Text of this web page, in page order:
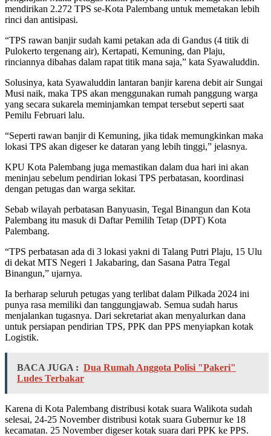
mendirikan 2.272 TPS se-Kota Palembang untuk memetakan lebih
rinci dan antisipasi.
“TPS rawan banjir sudah kami petakan ada di Gandus (4 titik di
Pulokerto tergenang air), Kertapati, Kemuning, dan Plaju,
rinciannya dibahas dalam rapat titik mana saja,” kata Syawaluddin.
Solusinya, kata Syawaluddin lantaran banjir karena debit air Sungai
Musi naik, maka TPS akan menggunakan rumah panggung warga
yang secara sukarela meminjamkan tempat tersebut seperti saat
Pemilu Februari lalu.
“Seperti rawan banjir di Kemuning, jika tidak memungkinkan maka
lokasi TPS akan digeser ke dataran yang lebih tinggi,” jelasnya.
KPU Kota Palembang juga memastikan dalam dua hari ini akan
meninjau sebelum pendirian lokasi TPS perbatasan, koordinasi
dengan petugas dan warga sekitar.
Sebab wilayah perbatasan Banyuasin, Tegal Binangun dan Kota
Palembang itu masuk di Daftar Pemilih Tetap (DPT) Kota
Palembang.
“TPS perbatasan ada di 3 lokasi yakni di Talang Putri Plaju, 15 Ulu
di dekat MTS Negeri 1 Jakabaring, dan Sasana Patra Tegal
Binangun,” ujarnya.
Ia berharap seluruh petugas yang terlibat dalam Pilkada 2024 ini
punya rasa memiliki dan tanggungjawab. Semua sudah harus
menjalankan tugasnya. Dari sekretariat akan menyalurkan dana
untuk persiapan pendirian TPS, PPK dan PPS menyiapkan kotak
Logistik.
BACA JUGA : Dua Rumah Anggota Polisi "Pakeri"
Ludes Terbakar
Karena di Kota Palembang distribusi kotak suara Walikota sudah
selesai, 24-25 November distribusi kotak suara Gubernur ke 18
kecamatan. 25 November digeser kotak suara dari PPK ke PPS.